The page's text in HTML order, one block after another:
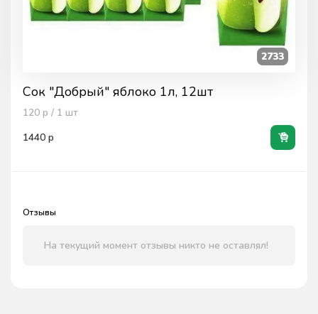
Сок "Добрый" яблоко 1л, 12шт
120 р / 1 шт
1440 р
2733
Отзывы
На текущий момент отзывы никто не оставлял!